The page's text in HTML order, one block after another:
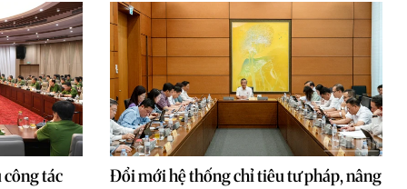
tác
Đổi mới hệ thống chỉ tiêu tư pháp, nâng